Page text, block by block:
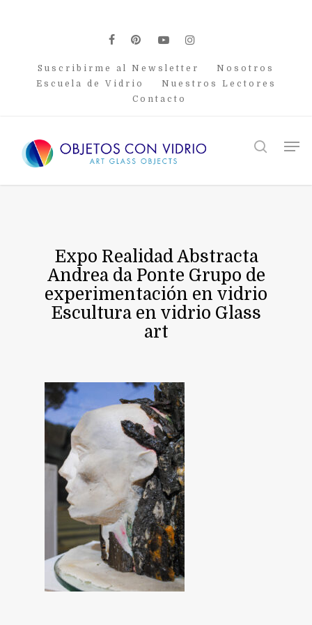
facebook
pinterest
youtubeinstagram
Suscribirme al Newsletter
Nosotros
Escuela de Vidrio
Nuestros Lectores
Contacto
search
Expo Realidad Abstracta
Andrea da Ponte Grupo de
experimentación en vidrio
Escultura en vidrio Glass
art